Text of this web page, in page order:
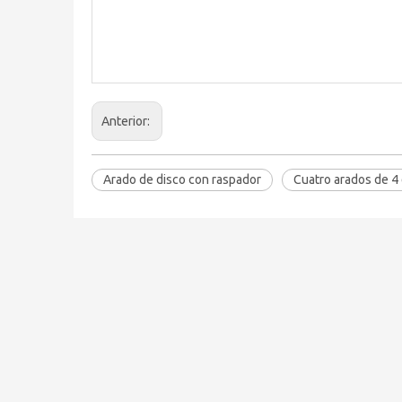
Anterior:
Arado de disco con raspador Cuatro arados de 4